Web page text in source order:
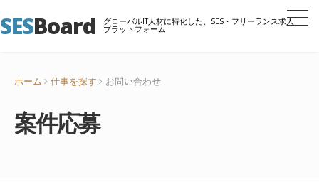
SESBoard グローバルIT人材に特化した、SES・フリーランス求人
プラットフォーム
ホーム 仕事を探す お問い合わせ
案件応募